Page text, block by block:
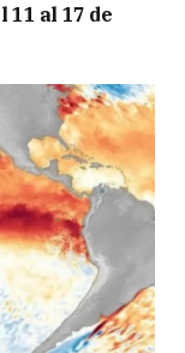
11 al 17 de